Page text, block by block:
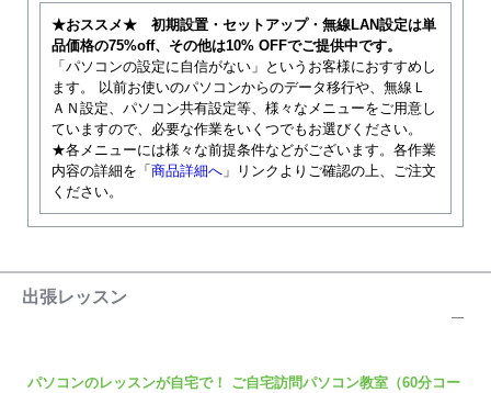
★おススメ★ 初期設置・セットアップ・無線LAN設定は単
品価格の75%off、その他は10% OFFでご提供中です。
「パソコンの設定に自信がない」というお客様におすすめし
ます。 以前お使いのパソコンからのデータ移行や、無線Ｌ
ＡＮ設定、パソコン共有設定等、様々なメニューをご用意し
ていますので、必要な作業をいくつでもお選びください。
★各メニューには様々な前提条件などがございます。各作業
内容の詳細を「 商品詳細へ 」リンクよりご確認の上、ご注文
ください。
出張レッスン
パソコンのレッスンが自宅で！ ご自宅訪問パソコン教室（60分コー